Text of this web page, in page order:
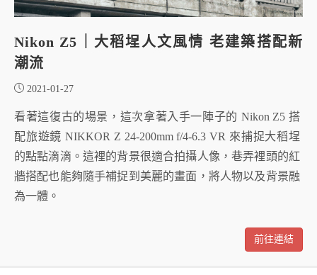
Nikon Z5｜大稻埕人文風情 老建築搭配新
潮流
2021-01-27
看著這復古的場景，這次拿著入手一陣子的 Nikon Z5 搭
配旅遊鏡 NIKKOR Z 24-200mm f/4-6.3 VR 來捕捉大稻埕
的點點滴滴。這裡的背景很適合拍攝人像，巷弄裡頭的紅
牆搭配也能夠隨手補捉到美麗的畫面，將人物以及背景融
為一體。
前往連結